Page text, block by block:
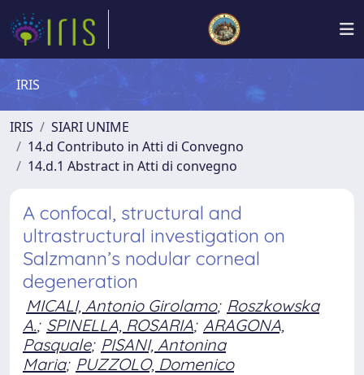
IRIS
IRIS
SIARI UNIME
14.d Contributo in Atti di Convegno
14.d.1 Abstract in Atti di convegno
A confocal, structural and
ultrastructural investigation on
Salzmann’s nodular corneal
degeneration
MICALI, Antonio Girolamo; Roszkowska
A.; SPINELLA, ROSARIA; ARAGONA,
Pasquale; PISANI, Antonina
Maria; PUZZOLO, Domenico